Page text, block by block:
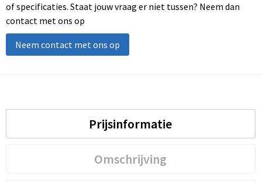
of specificaties. Staat jouw vraag er niet tussen? Neem dan
contact met ons op
Neem contact met ons op
Prijsinformatie
Omschrijving